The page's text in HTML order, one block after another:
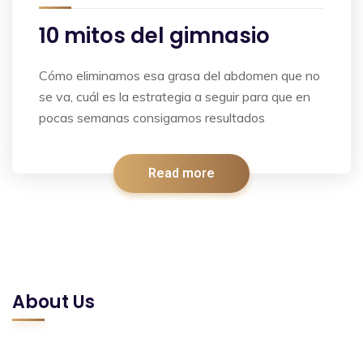
10 mitos del gimnasio
Cómo eliminamos esa grasa del abdomen que no
se va, cuál es la estrategia a seguir para que en
pocas semanas consigamos resultados
Read more
About Us